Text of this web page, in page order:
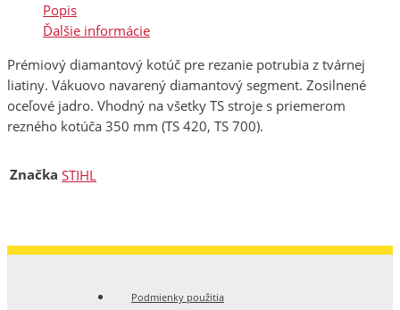
Popis
Ďalšie informácie
Prémiový diamantový kotúč pre rezanie potrubia z tvárnej
liatiny. Vákuovo navarený diamantový segment. Zosilnené
oceľové jadro. Vhodný na všetky TS stroje s priemerom
rezného kotúča 350 mm (TS 420, TS 700).
Značka STIHL
Podmienky použitia